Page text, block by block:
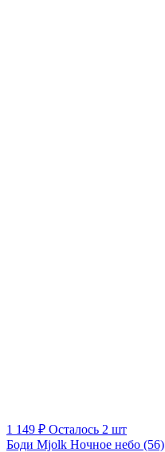
1 149 ₽ Осталось 2 шт
Боди Mjolk Ночное небо (56)